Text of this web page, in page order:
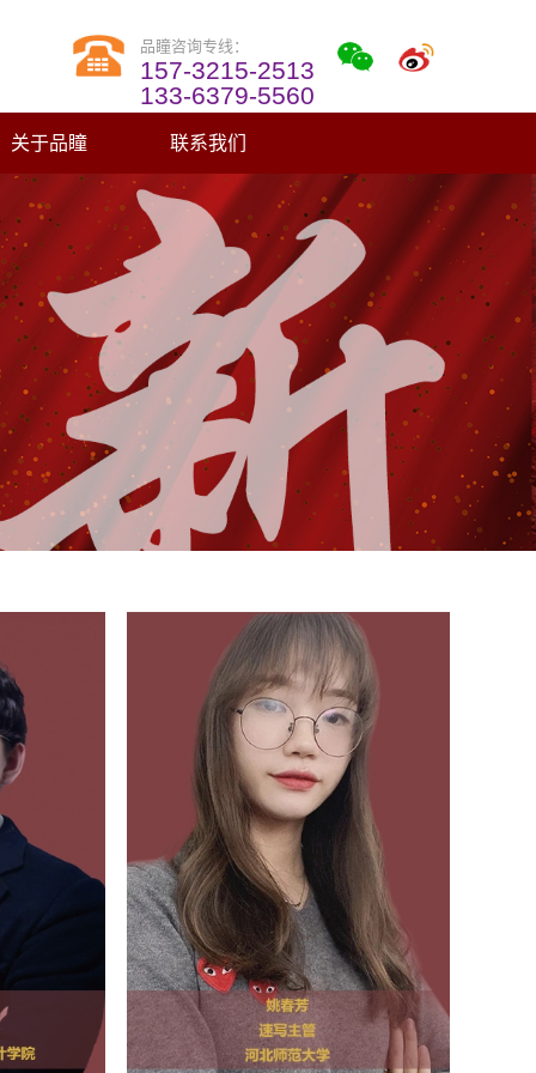
品瞳咨询专线：
157-3215-2513
133-6379-5560
关于品瞳 联系我们